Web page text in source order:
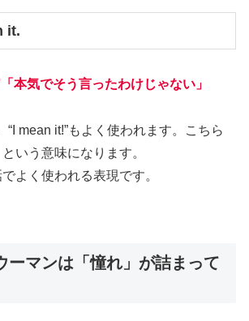
it.
本気でそう言ったわけじゃない」
“I mean it!”もよく使われます。こちら
いう意味になります。
よく使われる表現です。
ーマンは「憧れ」が詰まって